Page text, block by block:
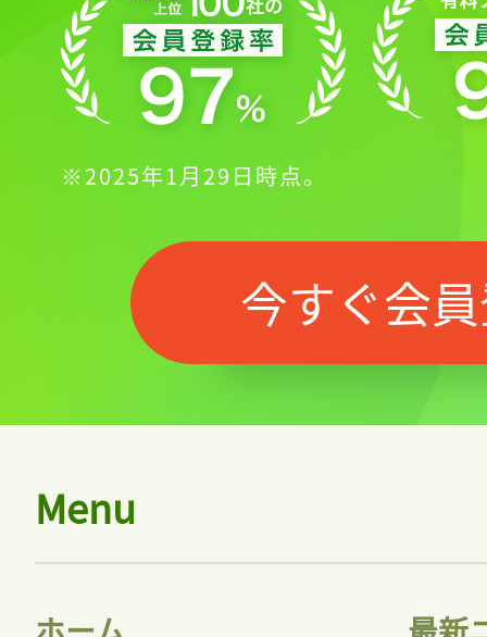
※2025年1月29日時点。
今すぐ会
Menu